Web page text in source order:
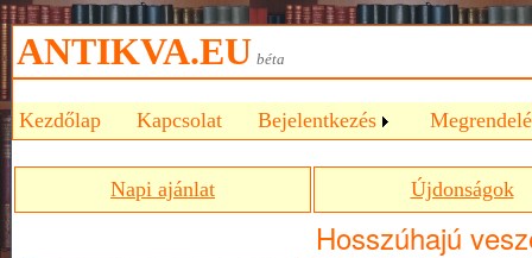
ANTIKVA.EU béta
Kezdőlap Kapcsolat Bejelentkezés
Napi ajánlat Újdonságok
Hosszúhajú